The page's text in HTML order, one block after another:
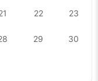
22 23
29 30